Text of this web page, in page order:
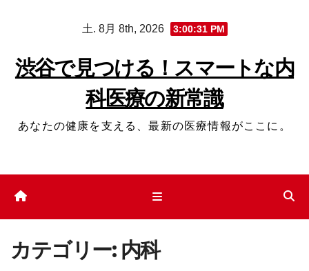
ッ
土. 8月 8th, 2026 3:00:32 PM
渋谷で見つける！スマートな内
科医療の新常識
あなたの健康を支える、最新の医療情報がここに。
カテゴリー: 内科